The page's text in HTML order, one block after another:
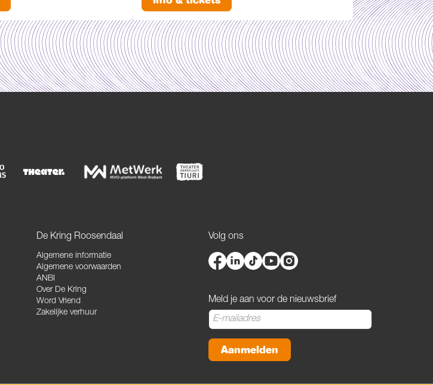
De Kring Roosendaal
Algemene informatie
Algemene voorwaarden
ANBI
Over De Kring
Word Vriend
Zakelijke verhuur
Volg ons
Meld je aan voor de nieuwsbrief
Aanmelden